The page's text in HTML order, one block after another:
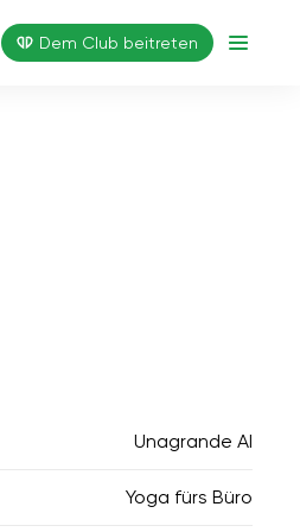
Dem Club beitreten
Unagrande AI
Yoga fürs Büro